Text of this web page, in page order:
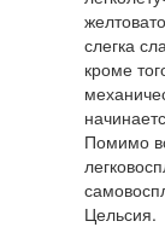
слегка
кроме
Помимо
Цельсия.